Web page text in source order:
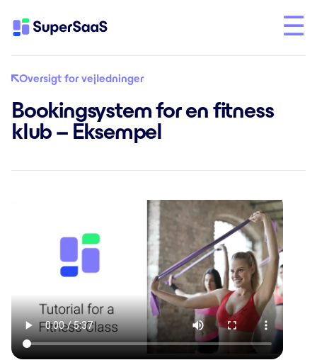
Oversigt for vejledninger
Bookingsystem for en fitness
klub – Eksempel